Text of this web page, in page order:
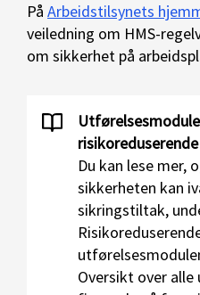
På Arbeidstilsynets
veiledning om HMS-
om sikkerhet på
Du kan lese mer,
sikkerheten kan
sikringstiltak,
Oversikt over